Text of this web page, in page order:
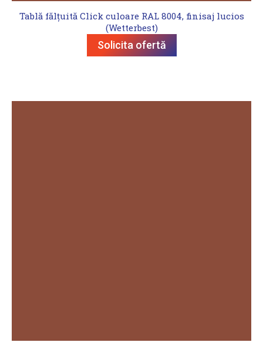
Tablă fălțuită Click culoare RAL 8004, finisaj lucios
(Wetterbest)
Solicita ofertă